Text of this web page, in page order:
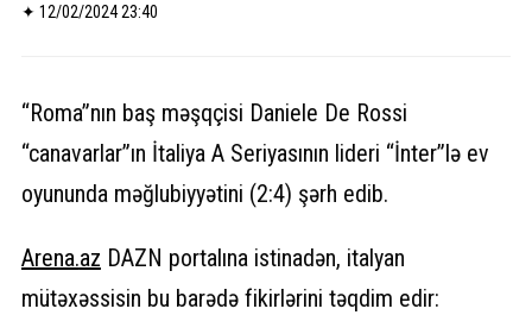
✦ 12/02/2024 23:40
“Roma”nın baş məşqçisi Daniele De Rossi
“canavarlar”ın İtaliya A Seriyasının lideri “İnter”lə ev
oyununda məğlubiyyətini (2:4) şərh edib.
Arena.az DAZN portalına istinadən, italyan
mütəxəssisin bu barədə fikirlərini təqdim edir: